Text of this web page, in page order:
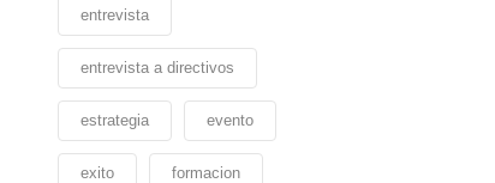
entrevista
entrevista a directivos
estrategia evento
exito formacion